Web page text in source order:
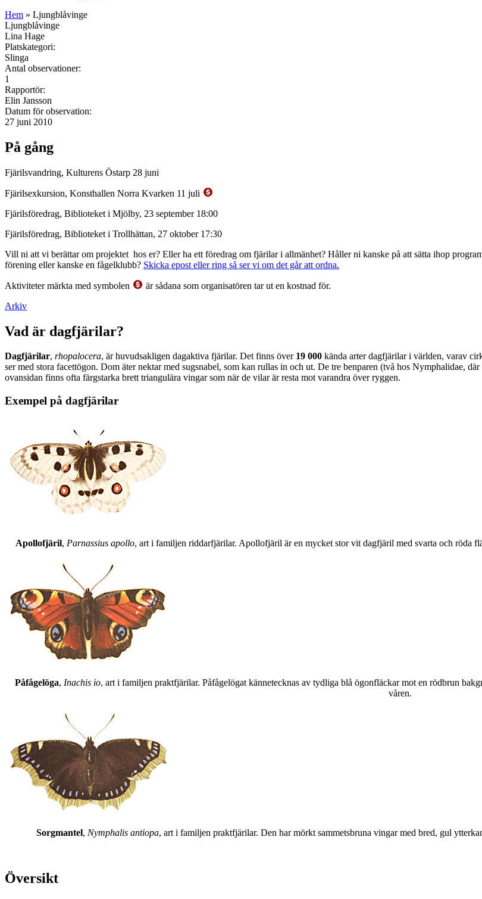
Hem » Ljungblåvinge
Ljungblåvinge
Lina Hage
Platskategori:
Slinga
Antal observationer:
1
Rapportör:
Elin Jansson
Datum för observation:
27 juni 2010
På gång
Fjärilsvandring, Kulturens Östarp 28 juni
Fjärilsexkursion, Konsthallen Norra Kvarken 11 juli
Fjärilsföredrag, Biblioteket i Mjölby, 23 september 18:00
Fjärilsföredrag, Biblioteket i Trollhättan, 27 oktober 17:30
Vill ni att vi berättar om projektet hos er? Eller ha ett föredrag om fjärilar i allmänhet? Håller ni kanske på att sätta ihop
förening eller kanske en fågelklubb? Skicka epost eller ring så ser vi om det går att ordna.
Aktiviteter märkta med symbolen
är sådana som organisatören tar ut en kostnad för.
Arkiv
Vad är dagfjärilar?
Dagfjärilar, rhopalocera, är huvudsakligen dagaktiva fjärilar. Det finns över 19 000 kända arter dagfjärilar i världen, varav
ser med stora facettögon. Dom äter nektar med sugsnabel, som kan rullas in och ut. De tre benparen (två hos Nymphalidae,
ovansidan finns ofta färgstarka brett triangulära vingar som när de vilar är resta mot varandra över ryggen.
Exempel på dagfjärilar
Apollofjäril, Parnassius apollo, art i familjen riddarfjärilar. Apollofjäril är en mycket stor vit dagfjäril med svarta och röda
Påfågelöga, Inachis io, art i familjen praktfjärilar. Påfågelögat kännetecknas av tydliga blå ögonfläckar mot en rödbrun
våren.
Sorgmantel, Nymphalis antiopa, art i familjen praktfjärilar. Den har mörkt sammetsbruna vingar med bred, gul
Översikt